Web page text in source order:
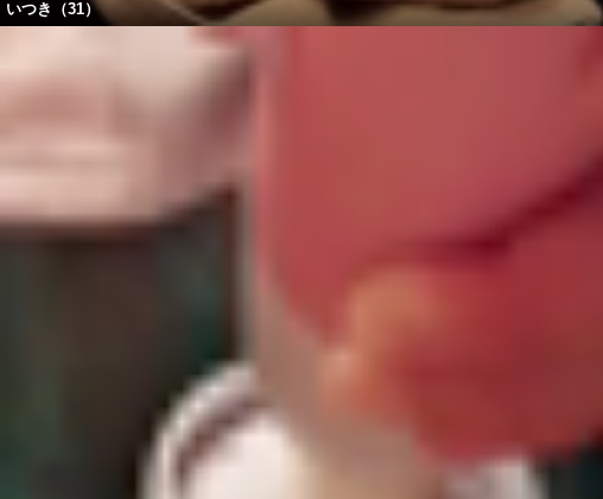
いつき（31）